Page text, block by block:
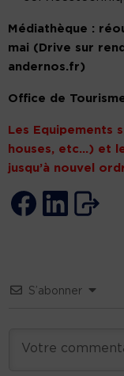
Médiathèque :
mai (Drive sur
andernos.fr)
Office de
Les Equipements
houses, etc…) et
jusqu’à nouvel
S’abonner